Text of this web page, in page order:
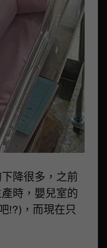
降很多，之前
時，嬰兒室的
!?)，而現在只